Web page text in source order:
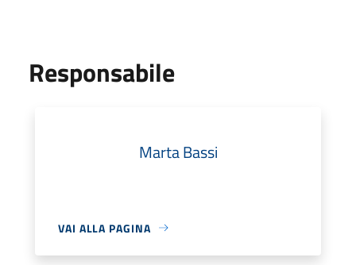
Responsabile
Marta Bassi
VAI ALLA PAGINA